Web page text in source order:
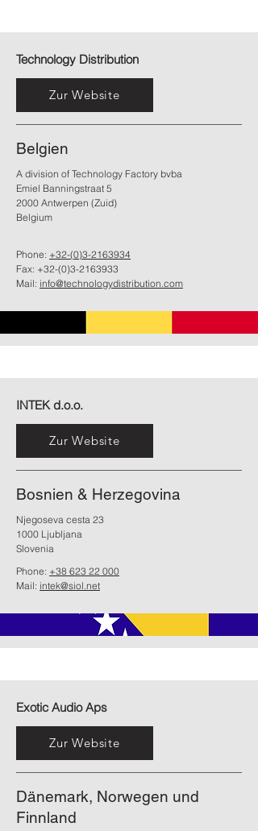
Technology Distribution
Zur Website
Belgien
A division of Technology Factory bvba
Emiel Banningstraat 5
2000 Antwerpen (Zuid)
Belgium
Phone: +32-(0)3-2163934
Fax: +32-(0)3-2163933
Mail: info@technologydistribution.com
INTEK d.o.o.
Zur Website
Bosnien & Herzegovina
Njegoseva cesta 23
1000 Ljubljana
Slovenia
Phone: +38 623 22 000
Mail: intek@siol.net
Exotic Audio Aps
Zur Website
Dänemark, Norwegen und
Finnland